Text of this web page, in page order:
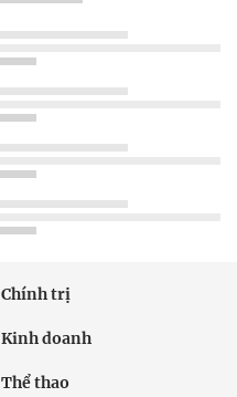
Chính trị
Kinh doanh
Thể thao